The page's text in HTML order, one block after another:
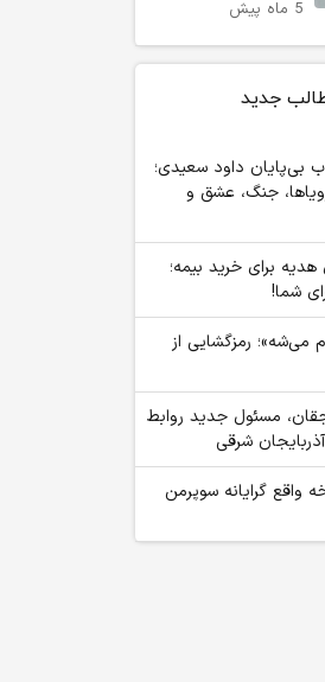
5 ماه پیش
جدید
بی‌پایان داود سعیدی؛
جنگ، عشق و
برای خرید بیمه؛
شما!
می‌شه»؛ رمزگشایی از
مسئول جدید روابط
شرقی
واقع گرایانه سوپرمن